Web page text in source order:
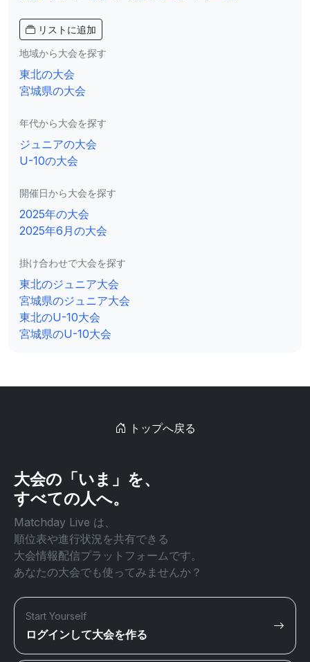
リストに追加
地域から大会を探す
東北の大会
宮城県の大会
年代から大会を探す
ジュニアの大会
U-10の大会
開催日から大会を探す
2025年の大会
2025年6月の大会
掛け合わせで大会を探す
東北のジュニア大会
宮城県のジュニア大会
東北のU-10大会
宮城県のU-10大会
トップへ戻る
大会の「いま」を、
すべての人へ。
Matchday Live は、
順位表や進行状況を共有できる
大会情報配信プラットフォームです。
あなたの大会でも使ってみませんか？
Start Yourself
ログインして大会を作る